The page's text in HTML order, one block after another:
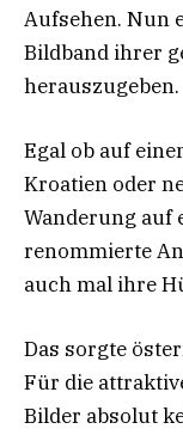
Aufsehen. Nun
Bildband ihrer
herauszugeben.
Egal ob auf
Kroatien oder
Wanderung auf
renommierte
auch mal ihre
Das sorgte
Für die
Bilder absolut